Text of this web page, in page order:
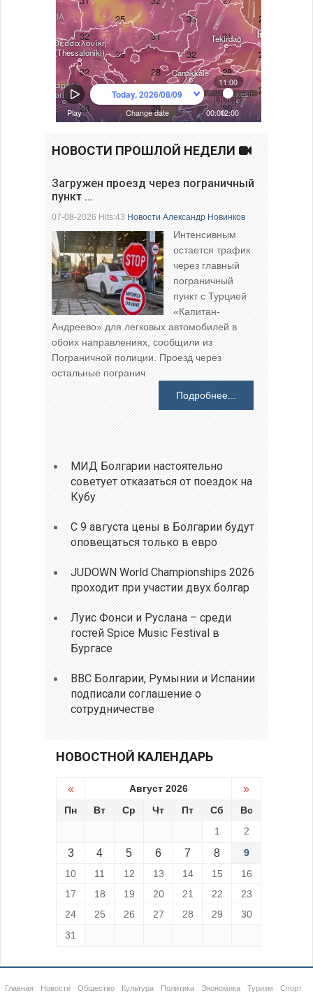
НОВОСТИ ПРОШЛОЙ НЕДЕЛИ
Загружен проезд через пограничный
пункт …
07-08-2026 Hits:43Новости Александр Новинков
Интенсивным
остается трафик
через главный
пограничный
пункт с Турцией
«Капитан-
Андреево» для легковых автомобилей в
обоих направлениях, сообщили из
Пограничной полиции. Проезд через
остальные погранич
Подробнее...
МИД Болгарии настоятельно
советует отказаться от поездок на
Кубу
С 9 августа цены в Болгарии будут
оповещаться только в евро
JUDOWN World Championships 2026
проходит при участии двух болгар
Луис Фонси и Руслана – среди
гостей Spice Music Festival в
Бургасе
ВВС Болгарии, Румынии и Испании
подписали соглашение о
сотрудничестве
НОВОСТНОЙ КАЛЕНДАРЬ
« Август 2026 »
Пн Вт Ср Чт Пт Сб
Вс
1
2
3 4 5 6 7 8
9
10
11 12 13 14 15
16
17
18 19 20 21 22
23
24
25 26 27 28 29
30
31
Главная Новости Общество Культура Политика Экономика Туризм Спорт